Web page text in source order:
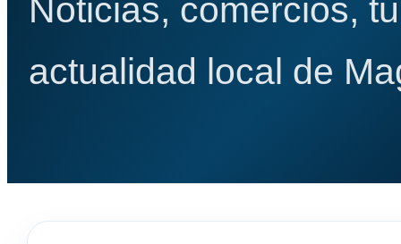
Noticias, comercios,
actualidad local de